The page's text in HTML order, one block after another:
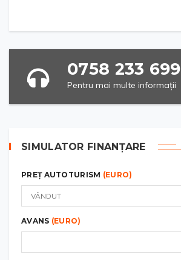
0758 233 699
Pentru mai multe informații
SIMULATOR FINANȚARE
PREȚ AUTOTURISM (EURO)
AVANS (EURO)